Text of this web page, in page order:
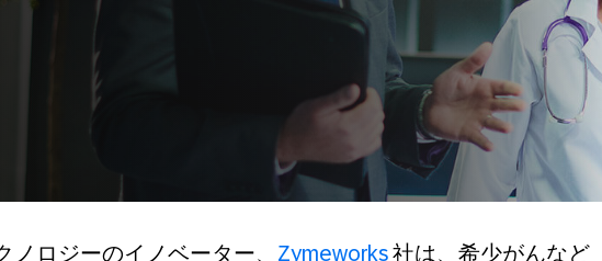
ノロジーのイノベーター、 Zymeworks社は、希少がんなど